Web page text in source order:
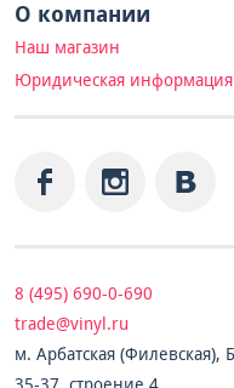
О компании
Наш магазин
Юридическая информация
8 (495) 690-0-690
trade@vinyl.ru
м. Арбатская